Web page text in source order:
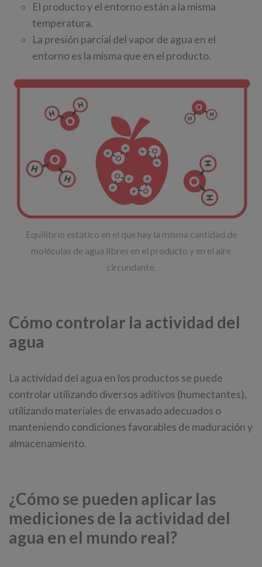
El producto y el entorno están a la misma
temperatura.
La presión parcial del vapor de agua en el
entorno es la misma que en el producto.
Equilibrio estático en el que hay la misma cantidad de
moléculas de agua libres en el producto y en el aire
circundante.
Cómo controlar la actividad del
agua
La actividad del agua en los productos se puede
controlar utilizando diversos aditivos (humectantes),
utilizando materiales de envasado adecuados o
manteniendo condiciones favorables de maduración y
almacenamiento.
¿Cómo se pueden aplicar las
mediciones de la actividad del
agua en el mundo real?